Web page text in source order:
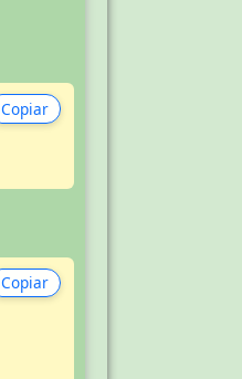
Copiar
Copiar